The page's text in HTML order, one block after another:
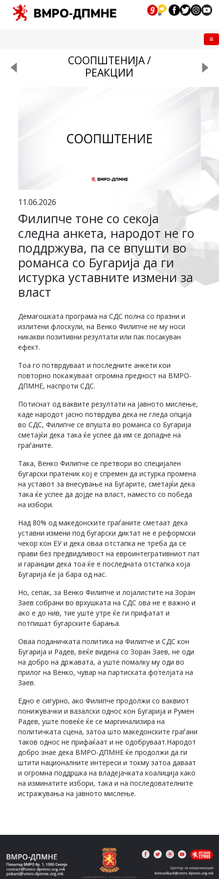
СООПШТЕНИЈА /
РЕАКЦИИ
11.06.2026
Филипче тоне со секоја
следна анкета, народот не го
поддржува, па се впушти во
романса со Бугарија да ги
истурка уставните измени за
власт
Демагошката програма на СДС полна со празни и
излитени флоскули, на Венко Филипче не му носи
никакви позитивни резултати или пак посакуван
ефект.
Тоа го потврдуваат и последните анкети кои
повторно покажуваат огромна предност на ВМРО-
ДПМНЕ, наспроти СДС.
Потиснат од ваквите резултати на јавното мислење,
каде народот јасно потврдува дека не гледа опција
во СДС, Филипче се впушта во романса со Бугарија
сметајќи дека така ќе успее да им се допадне на
граѓаните.
Така, Венко Филипче се претвори во специјален
бугарски пратеник кој е спремен да истурка промена
на уставот за внесување на Бугарите, сметајќи дека
така ќе успее да дојде на власт, наместо со победа
на избори.
Над 80% од македонските граѓаните сметаат дека
уставни измени под бугарски диктат не е реформски
чекор кон ЕУ и дека оваа отстапка не треба да се
прави без предвидливост на евроинтегративниот пат
и гаранции дека тоа ќе е последната отстапка која
Бугарија ќе ја бара од нас.
Но, сепак, за Венко Филипче и лојалистите на Зоран
Заев собрани во врхушката на СДС ова не е важно и
ако е до нив, тие уште утре ќе ги прифатат и
потпишат бугарските барања.
Оваа поданичката политика на Филипче и СДС кон
Бугарија и Радев, веќе видена со Зоран Заев, не оди
на добро на државата, а уште помалку му оди во
прилог на Венко, чувар на партиската фотелјата на
Заев.
Едно е сигурно, ако Филипче продолжи со ваквиот
понижувачки и вазалски однос кон Бугарија и Румен
Радев, уште повеќе ќе се маргинализира на
политичката сцена, затоа што македонските граѓани
таков однос не прифаќаат и не одобруваат.Народот
добро знае дека ВМРО-ДПМНЕ ќе продолжи да ги
штити националните интереси и токму затоа даваат
и огромна поддршка на владејачката коалиција како
на изминатите избори, така и на последователните
истражувања на јавното мислење.